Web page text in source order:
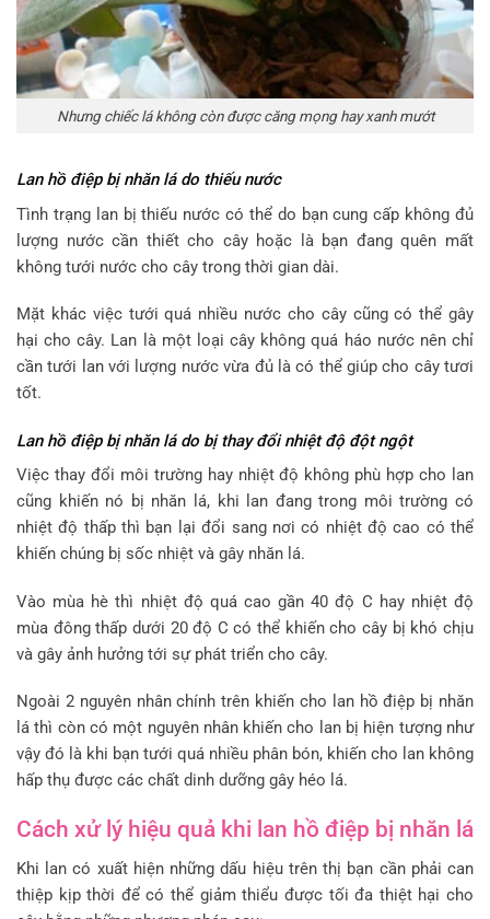
Nhưng chiếc lá không còn được căng mọng hay xanh mướt
Lan hồ điệp bị nhăn lá do thiếu nước
Tình trạng lan bị thiếu nước có thể do bạn cung cấp không đủ
lượng nước cần thiết cho cây hoặc là bạn đang quên mất
không tưới nước cho cây trong thời gian dài.
Mặt khác việc tưới quá nhiều nước cho cây cũng có thể gây
hại cho cây. Lan là một loại cây không quá háo nước nên chỉ
cần tưới lan với lượng nước vừa đủ là có thể giúp cho cây tươi
tốt.
Lan hồ điệp bị nhăn lá do bị thay đổi nhiệt độ đột ngột
Việc thay đổi môi trường hay nhiệt độ không phù hợp cho lan
cũng khiến nó bị nhăn lá, khi lan đang trong môi trường có
nhiệt độ thấp thì bạn lại đổi sang nơi có nhiệt độ cao có thể
khiến chúng bị sốc nhiệt và gây nhăn lá.
Vào mùa hè thì nhiệt độ quá cao gần 40 độ C hay nhiệt độ
mùa đông thấp dưới 20 độ C có thể khiến cho cây bị khó chịu
và gây ảnh hưởng tới sự phát triển cho cây.
Ngoài 2 nguyên nhân chính trên khiến cho lan hồ điệp bị nhăn
lá thì còn có một nguyên nhân khiến cho lan bị hiện tượng như
vậy đó là khi bạn tưới quá nhiều phân bón, khiến cho lan không
hấp thụ được các chất dinh dưỡng gây héo lá.
Cách xử lý hiệu quả khi lan hồ điệp bị nhăn lá
Khi lan có xuất hiện những dấu hiệu trên thị bạn cần phải can
thiệp kịp thời để có thể giảm thiểu được tối đa thiệt hại cho